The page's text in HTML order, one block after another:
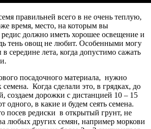
правильней всего в не очень теплую,
время, место, на которым вы
редис должно иметь хорошее освещение и
тень овощ не любит. Особенными могу
середине лета, когда допустимо сажать
посадочного материала, нужно
Когда сделали это, в грядках, до
создаем дорожки с дистанцией 10 – 15
одного, в какие и будем сеять семена.
посев редиски в открытый грунт, не
любых других семян, например моркови